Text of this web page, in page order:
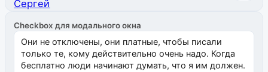
Checkbox для модального окна
Они не отключены, они платные, чтобы писали
только те, кому действительно очень надо. Когда
бесплатно люди начинают думать, что я им должен.